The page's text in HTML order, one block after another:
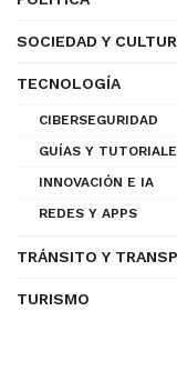
SOCIEDAD Y
TECNOLOGÍA
CIBERSEGURIDAD
GUÍAS Y
INNOVACIÓN E IA
REDES Y APPS
TRÁNSITO Y
TURISMO